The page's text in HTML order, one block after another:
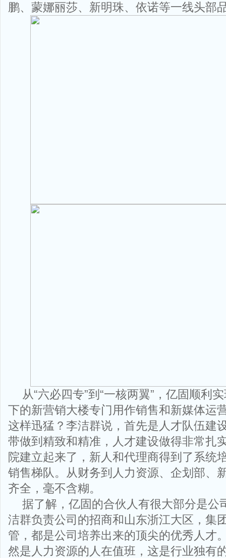
鹏、蒙娜丽莎、新明珠、依诺等一线头部
从“六必四专”到“一核两翼”，亿固顺利
下的新营销大楼专门用作销售和新媒体运
这样迅猛？李洁群说，首先是人才队伍建
带做到精致和精准，人才建设做得非常扎
院建立起来了，新人和代理商得到了系统
销售梯队。从财务到人力资源、企划部、
齐全，毫不含糊。
据了解，亿固的合伙人有很大部分是公
洁群负责公司的招商和山东浙江大区，集
管，都是公司培养出来的顶尖的优秀人才
然是人力资源的人在值班，这是行业独有